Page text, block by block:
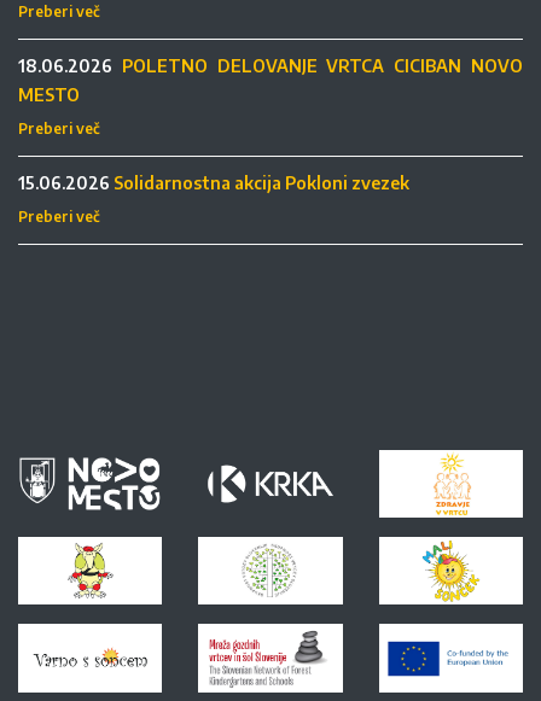
Preberi več
18.06.2026 POLETNO DELOVANJE VRTCA CICIBAN NOVO
MESTO
Preberi več
15.06.2026 Solidarnostna akcija Pokloni zvezek
Preberi več